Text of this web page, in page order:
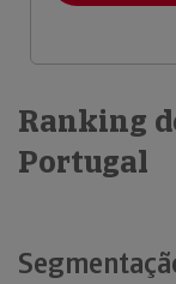
Ranking
Portugal